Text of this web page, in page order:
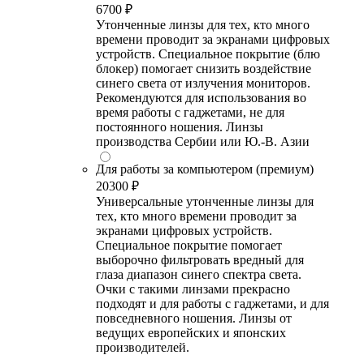
6700 ₽
Утонченные линзы для тех, кто много
времени проводит за экранами цифровых
устройств. Специальное покрытие (блю
блокер) помогает снизить воздействие
синего света от излучения мониторов.
Рекомендуются для использования во
время работы с гаджетами, не для
постоянного ношения. Линзы
производства Сербии или Ю.-В. Азии
Для работы за компьютером (премиум)
20300 ₽
Универсальные утонченные линзы для
тех, кто много времени проводит за
экранами цифровых устройств.
Специальное покрытие помогает
выборочно фильтровать вредный для
глаза диапазон синего спектра света.
Очки с такими линзами прекрасно
подходят и для работы с гаджетами, и для
повседневного ношения. Линзы от
ведущих европейских и японских
производителей.